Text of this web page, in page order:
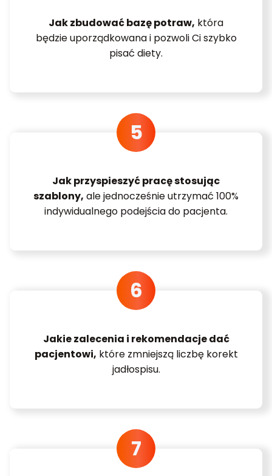
Jak zbudować bazę potraw, która
będzie uporządkowana i pozwoli Ci szybko
pisać diety.
Jak przyspieszyć pracę stosując
szablony, ale jednocześnie utrzymać 100%
indywidualnego podejścia do pacjenta.
Jakie zalecenia i rekomendacje dać
pacjentowi, które zmniejszą liczbę korekt
jadłospisu.